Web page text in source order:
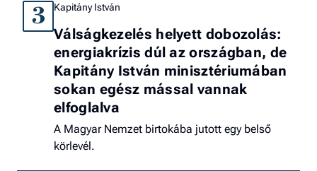
3 Kapitány István
Válságkezelés helyett dobozolás:
energiakrízis dúl az országban, de
Kapitány István minisztériumában
sokan egész mással vannak
elfoglalva
A Magyar Nemzet birtokába jutott egy belső
körlevél.